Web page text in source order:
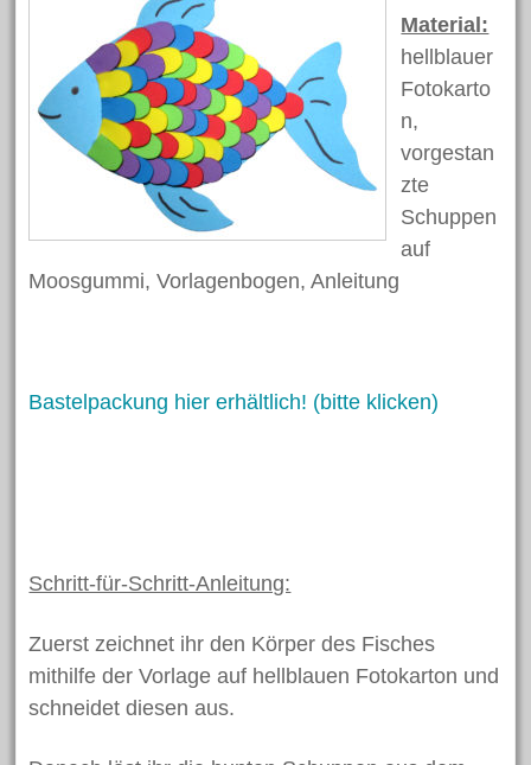
Schneekugel
Engelklammer
Archiv
Juni 2023
Februar 2023
August 2021
März 2020
Dezember 2019
November 2019
Material:
hellblauer
Fotokarto
n,
vorgestan
zte
Schuppen
auf
Moosgummi, Vorlagenbogen, Anleitung
Bastelpackung hier erhältlich! (bitte klicken)
Schritt-für-Schritt-Anleitung:
Zuerst zeichnet ihr den Körper des Fisches
mithilfe der Vorlage auf hellblauen Fotokarton und
schneidet diesen aus.